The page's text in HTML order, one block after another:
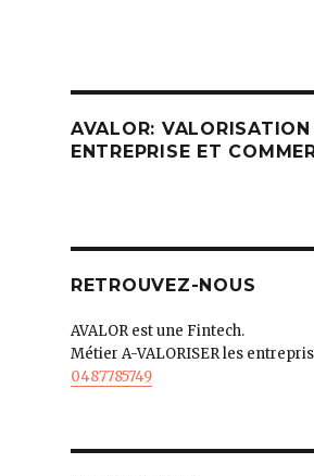
AVALOR: VALORISATION
ENTREPRISE ET
RETROUVEZ-NOUS
AVALOR est une Fintech.
Métier A-VALORISER les
0487785749